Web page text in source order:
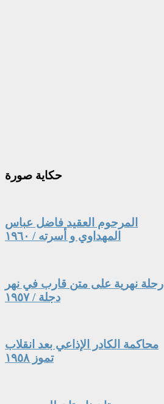
حكاية صورة
المرحوم العقيد فاضل عباس
المهداوي و أسرته / ١٩٦٠
رحلة نهرية على متن قارب في نهر
دجلة / ١٩٥٧
محاكمة الكادر الإذاعي بعد انقلاب
تموز ١٩٥٨